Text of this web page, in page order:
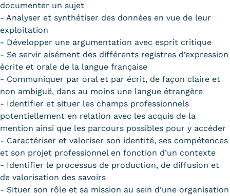
documenter un sujet
- Analyser et synthétiser des données en vue de leur
exploitation
- Développer une argumentation avec esprit critique
- Se servir aisément des différents registres d’expression
écrite et orale de la langue française
- Communiquer par oral et par écrit, de façon claire et
non ambiguë, dans au moins une langue étrangère
- Identifier et situer les champs professionnels
potentiellement en relation avec les acquis de la
mention ainsi que les parcours possibles pour y accéder
- Caractériser et valoriser son identité, ses compétences
et son projet professionnel en fonction d’un contexte
- Identifier le processus de production, de diffusion et
de valorisation des savoirs
- Situer son rôle et sa mission au sein d'une organisation